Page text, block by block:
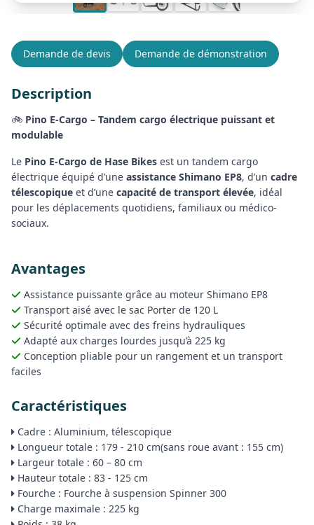
Se connecter
Demande de devis Demande de démonstration
Description
🚲 Pino E-Cargo – Tandem cargo électrique puissant et
modulable
Le Pino E-Cargo de Hase Bikes est un tandem cargo
électrique équipé d’une assistance Shimano EP8, d’un cadre
télescopique et d’une capacité de transport élevée, idéal
pour les déplacements quotidiens, familiaux ou médico-
sociaux.
Avantages
Assistance puissante grâce au moteur Shimano EP8
Transport aisé avec le sac Porter de 120 L
Sécurité optimale avec des freins hydrauliques
Adapté aux charges lourdes jusqu’à 225 kg
Conception pliable pour un rangement et un transport
faciles
Caractéristiques
Cadre : Aluminium, télescopique
Longueur totale : 179 - 210 cm(sans roue avant : 155 cm)
Largeur totale : 60 – 80 cm
Hauteur totale : 83 - 125 cm
Fourche : Fourche à suspension Spinner 300
Charge maximale : 225 kg